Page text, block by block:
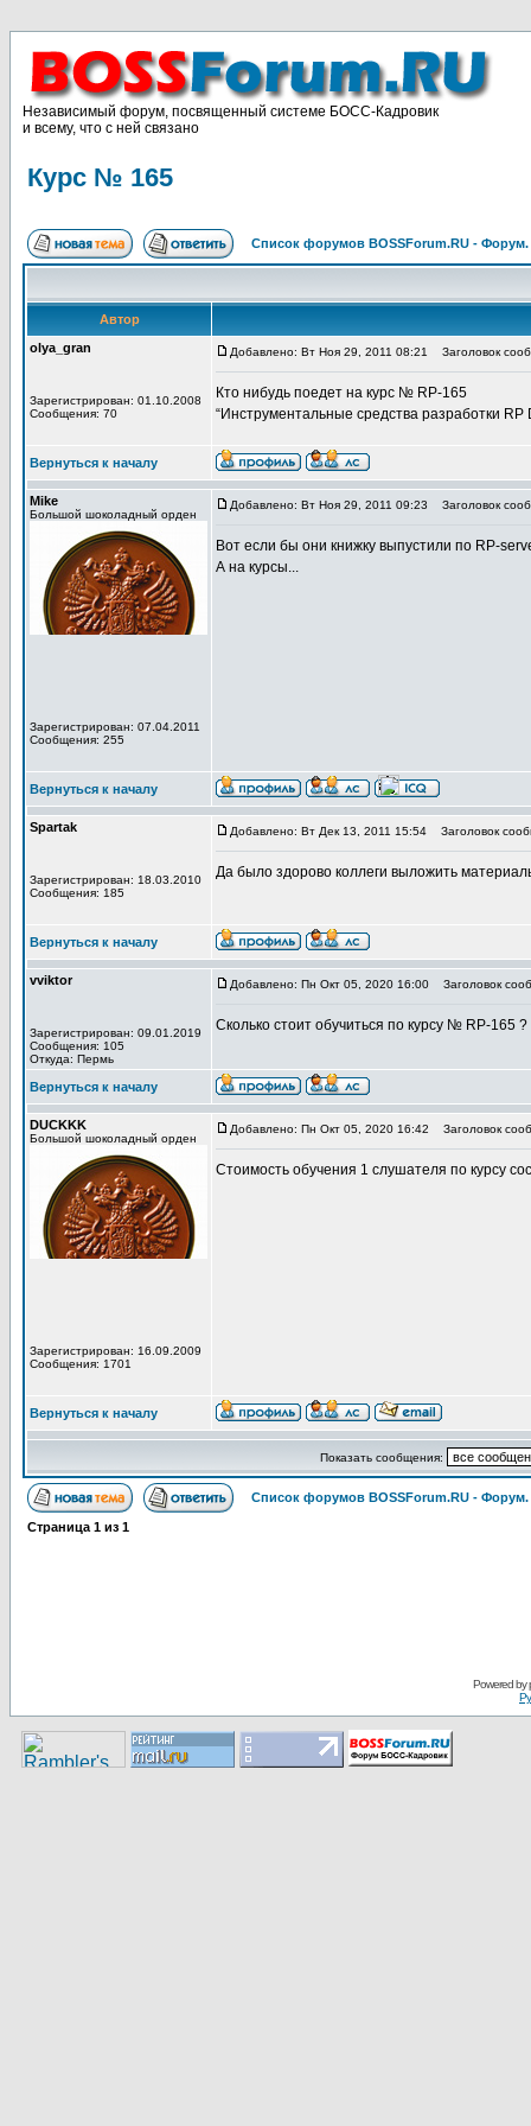
Независимый форум, посвященный системе БОСС-Кадровик
и всему, что с ней связано
Курс № 165
Список форумов BOSSForum.RU -
Автор
olya_gran
Зарегистрирован: 01.10.2008
Сообщения: 70
Добавлено: Вт Ноя 29, 2011 08:21 Заголовок
Кто нибудь поедет на курс № RP-165
“Инструментальные средства разработки
Вернуться к началу
Mike
Большой шоколадный орден
Зарегистрирован: 07.04.2011
Сообщения: 255
Добавлено: Вт Ноя 29, 2011 09:23 Заголовок
Вот если бы они книжку выпустили по RP-
А на курсы...
Вернуться к началу
Spartak
Зарегистрирован: 18.03.2010
Сообщения: 185
Добавлено: Вт Дек 13, 2011 15:54 Заголовок
Да было здорово коллеги выложить
Вернуться к началу
vviktor
Зарегистрирован: 09.01.2019
Сообщения: 105
Откуда: Пермь
Добавлено: Пн Окт 05, 2020 16:00 Заголовок
Сколько стоит обучиться по курсу № RP-165 ?
Вернуться к началу
DUCKKK
Большой шоколадный орден
Зарегистрирован: 16.09.2009
Сообщения: 1701
Добавлено: Пн Окт 05, 2020 16:42 Заголовок
Стоимость обучения 1 слушателя по курсу
Вернуться к началу
Показать сообщения:
Список форумов BOSSForum.RU -
Страница 1 из 1
Pоwerеd by